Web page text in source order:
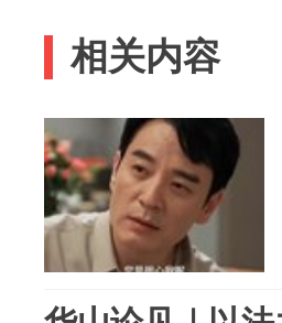
相关内容